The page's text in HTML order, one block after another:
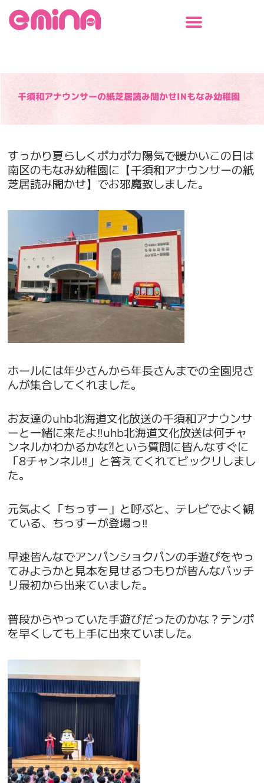
千須和アナウンサーの紙芝居読み聞かせINもなみ幼稚園
すっかり夏らしくポカポカ陽気で暖かいこの日は
南区のもなみ幼稚園に【千須和アナウンサーの紙
芝居読み聞かせ】でお邪魔致しました。
ホールには年少さんから年長さんまでの全園児さ
んが集合してくれました。
お友達のuhb北海道文化放送の千須和アナウンサ
ーと一緒に来たよ‼︎uhb北海道文化放送は何チャ
ンネルかわかるかな⁈という質問に皆んなすぐに
「8チャンネル‼︎」と答えてくれてビックリしまし
た。
元気よく「ちっすー」と呼ぶと、テレビでよく観
ている、ちっすーが登場っ‼︎
早速皆んなでアンパンショクパンの手遊びをやっ
てみようかと見本を見せるつもりが皆んなバッチ
リ最初から出来ていました。
普段からやっていた手遊びだったのかな？テンポ
を早くしても上手に出来ていました。